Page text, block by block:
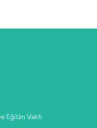
Eğitim Vakfı